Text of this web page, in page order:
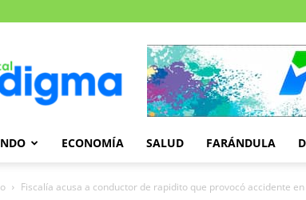
Paradigma
ECONOMÍA SALUD FARÁNDULA
Fiscalía acusa a conductor de rapidito que provocó accidente